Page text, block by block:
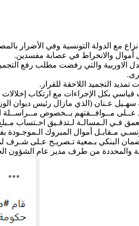
الدولة التونسية وفي الأضرار
والانخراط في عصابة مفسدين.
الاوربية والتي رفضت مطلب رفع
التجميد اللاحقة للقرار.
بكل الإجراءات مع ارتكاب إخلالات
مــوافــقتهم بــخصوص مــراســلة
فـي الـمسالـة لـتدقـيق احـتساب
يتضمن الضمان البنكي بـمعية تـصريـح
والمحددة من طرف مدير عام الشؤون